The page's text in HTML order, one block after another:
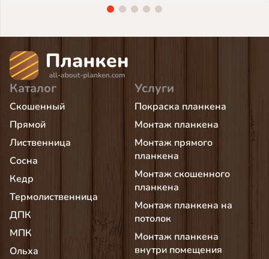
Каталог
Скошенный
Прямой
Лиственница
Сосна
Кедр
Термолиственница
ДПК
МПК
Ольха
Услуги
Покраска планкена
Монтаж планкена
Монтаж прямого
планкена
Монтаж скошенного
планкена
Монтаж планкена на
потолок
Монтаж планкена
внутри помещения